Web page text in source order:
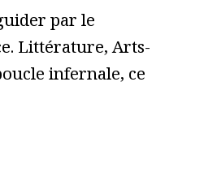
par le
Littérature, Arts-
infernale, ce